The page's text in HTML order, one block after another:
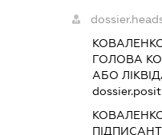
ГОЛОВА
АБО
ПІДПИСАНТ